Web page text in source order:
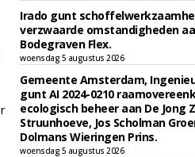
Irado gunt
verzwaarde omstandigheden
Bodegraven Flex.
woensdag 5 augustus 2026
Gemeente Amsterdam,
gunt AI 2024-0210
ecologisch beheer aan De Jong
Struunhoeve, Jos Scholman
Dolmans Wieringen Prins.
woensdag 5 augustus 2026